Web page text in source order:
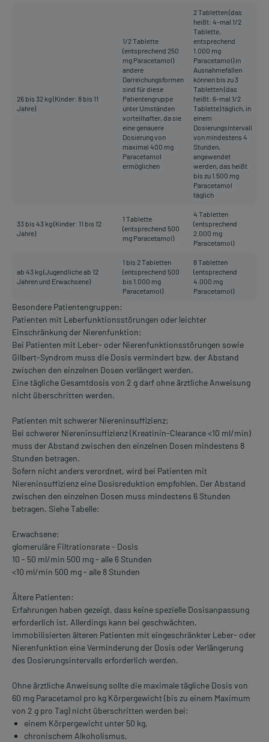
26 bis 32 kg (Kinder: 8 bis 11
Jahre)
1/2 Tablette
(entsprechend 250
mg Paracetamol)
andere
Darreichungsformen
sind für diese
Patientengruppe
unter Umständen
vorteilhafter, da sie
eine genauere
Dosierung von
maximal 400 mg
Paracetamol
ermöglichen
2 Tabletten (das
heißt: 4-mal 1/2
Tablette,
entsprechend
1.000 mg
Paracetamol) in
Ausnahmefällen
können bis zu 3
Tabletten (das
heißt: 6-mal 1/2
Tablette) täglich, in
einem
Dosierungsintervall
von mindestens 4
Stunden,
angewendet
werden, das heißt
bis zu 1.500 mg
Paracetamol
täglich
33 bis 43 kg (Kinder: 11 bis 12
Jahre)
1 Tablette
(entsprechend 500
mg Paracetamol)
4 Tabletten
(entsprechend
2.000 mg
Paracetamol)
ab 43 kg (Jugendliche ab 12
Jahren und Erwachsene)
1 bis 2 Tabletten
(entsprechend 500
bis 1.000 mg
Paracetamol)
8 Tabletten
(entsprechend
4.000 mg
Paracetamol)
Besondere Patientengruppen:
Patienten mit Leberfunktionsstörungen oder leichter
Einschränkung der Nierenfunktion:
Bei Patienten mit Leber- oder Nierenfunktionsstörungen sowie
Gilbert-Syndrom muss die Dosis vermindert bzw. der Abstand
zwischen den einzelnen Dosen verlängert werden.
Eine tägliche Gesamtdosis von 2 g darf ohne ärztliche Anweisung
nicht überschritten werden.
Patienten mit schwerer Niereninsuffizienz:
Bei schwerer Niereninsuffizienz (Kreatinin-Clearance <10 ml/min)
muss der Abstand zwischen den einzelnen Dosen mindestens 8
Stunden betragen.
Sofern nicht anders verordnet, wird bei Patienten mit
Niereninsuffizienz eine Dosisreduktion empfohlen. Der Abstand
zwischen den einzelnen Dosen muss mindestens 6 Stunden
betragen. Siehe Tabelle:
Erwachsene:
glomeruläre Filtrationsrate - Dosis
10 - 50 ml/min 500 mg - alle 6 Stunden
<10 ml/min 500 mg - alle 8 Stunden
Ältere Patienten:
Erfahrungen haben gezeigt, dass keine spezielle Dosisanpassung
erforderlich ist. Allerdings kann bei geschwächten,
immobilisierten älteren Patienten mit eingeschränkter Leber- oder
Nierenfunktion eine Verminderung der Dosis oder Verlängerung
des Dosierungsintervalls erforderlich werden.
Ohne ärztliche Anweisung sollte die maximale tägliche Dosis von
60 mg Paracetamol pro kg Körpergewicht (bis zu einem Maximum
von 2 g pro Tag) nicht überschritten werden bei:
einem Körpergewicht unter 50 kg,
chronischem Alkoholismus,